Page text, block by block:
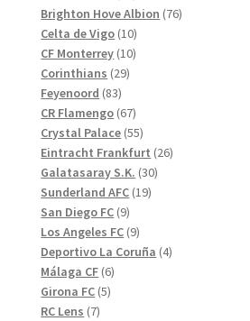
produkter
Brighton Hove Albion 7676
Celta de Vigo 1010
produkter
CF Monterrey 1010
Corinthians 2929
Feyenoord 8383
produkter
CR Flamengo 6767
produkter
Crystal Palace 5555
produkter
Eintracht Frankfurt 2626
Galatasaray S.K. 3030
Sunderland AFC 1919
San Diego FC 99
produkter
Los Angeles FC 99
produkter
Deportivo La Coruña 44
Málaga CF 66
Girona FC 55
RC Lens 77